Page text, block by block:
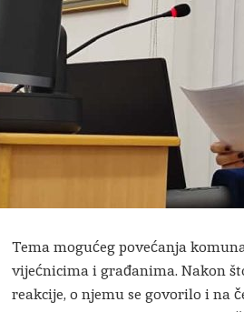
Tema mogućeg povećanja
vijećnicima i građanima. Nakon
reakcije, o njemu se govorilo i na